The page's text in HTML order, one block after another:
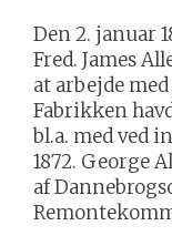
Den 2. januar
Fred. James
at arbejde
Fabrikken
bl.a. med ved
1872. George
af